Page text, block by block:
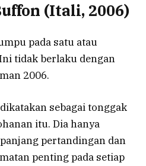
(Itali, 2006)
pada satu atau
tidak berlaku dengan
2006.
sebagai tonggak
itu. Dia hanya
pertandingan dan
penting pada setiap